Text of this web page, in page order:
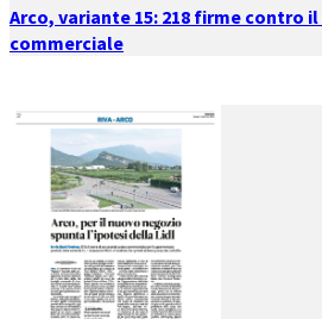
Arco, variante 15: 218 firme contro
commerciale